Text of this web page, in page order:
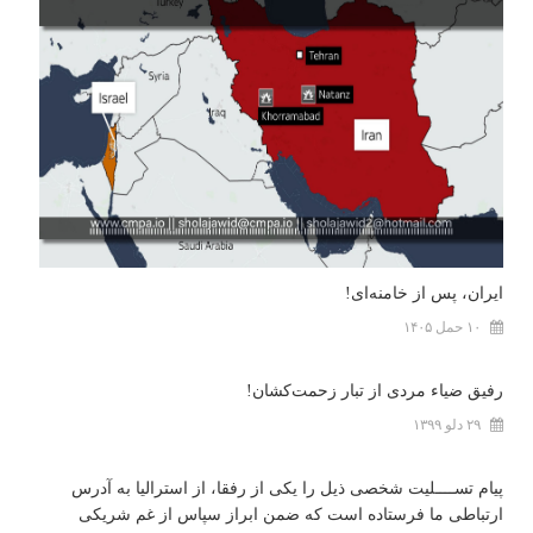
ایران، پس از خامنه‌ای!
۱۰ حمل ۱۴۰۵
رفیق ضیاء مردی از تبار زحمت‌کشان!
۲۹ دلو ۱۳۹۹
پیام تســــلیت شخصی ذیل را یکی از رفقا، از استرالیا به آدرس
ارتباطی ما فرستاده است که ضمن ابراز سپاس از غم شریکی